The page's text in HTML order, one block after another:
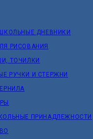
ДНЕВНИКИ
РИСОВАНИЯ
ТОЧИЛКИ
РУЧКИ И СТЕРЖНИ
ПРИНАДЛЕЖНОСТИ